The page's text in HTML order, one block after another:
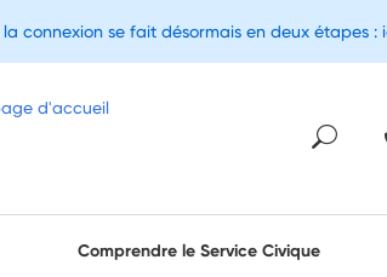
Comprendre le Service Civique
la connexion se fait désormais en deux étapes